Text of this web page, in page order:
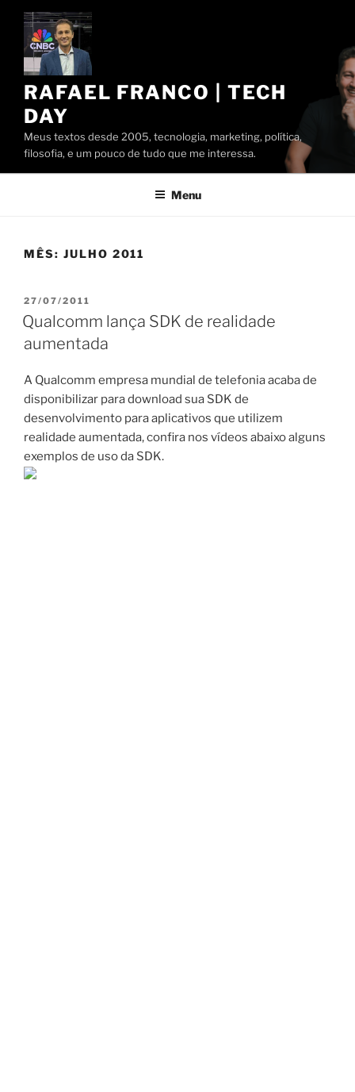
Pular
conteúdo
RAFAEL FRANCO | TECH
DAY
Meus textos desde 2005, tecnologia, marketing, política,
filosofia, e um pouco de tudo que me interessa.
Menu
MÊS: JULHO 2011
PUBLICADO
EM
27/07/2011
Qualcomm lança SDK de realidade
aumentada
A Qualcomm empresa mundial de telefonia acaba de
disponibilizar para download sua SDK de
desenvolvimento para aplicativos que utilizem
realidade aumentada, confira nos vídeos abaixo alguns
exemplos de uso da SDK.